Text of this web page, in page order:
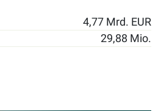
4,77 Mrd. EUR
29,88 Mio.